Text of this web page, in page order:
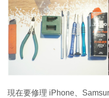
現在要修理 iPhone、